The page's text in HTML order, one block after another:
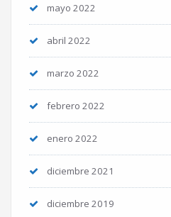
mayo 2022
abril 2022
marzo 2022
febrero 2022
enero 2022
diciembre 2021
diciembre 2019